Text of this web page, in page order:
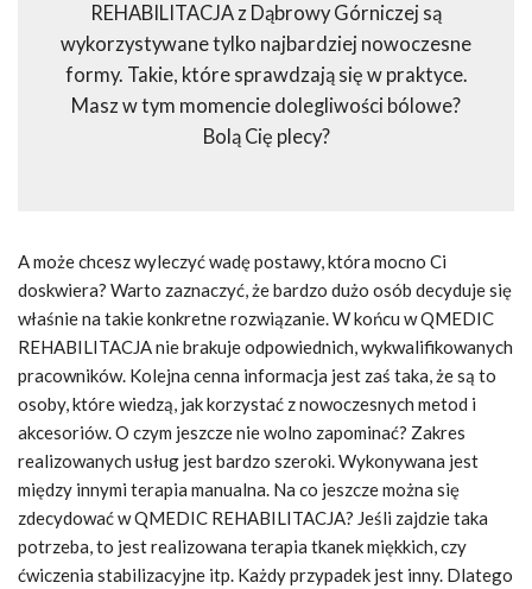
REHABILITACJA z Dąbrowy Górniczej są
wykorzystywane tylko najbardziej nowoczesne
formy. Takie, które sprawdzają się w praktyce.
Masz w tym momencie dolegliwości bólowe?
Bolą Cię plecy?
A może chcesz wyleczyć wadę postawy, która mocno Ci
doskwiera? Warto zaznaczyć, że bardzo dużo osób decyduje się
właśnie na takie konkretne rozwiązanie. W końcu w QMEDIC
REHABILITACJA nie brakuje odpowiednich, wykwalifikowanych
pracowników. Kolejna cenna informacja jest zaś taka, że są to
osoby, które wiedzą, jak korzystać z nowoczesnych metod i
akcesoriów. O czym jeszcze nie wolno zapominać? Zakres
realizowanych usług jest bardzo szeroki. Wykonywana jest
między innymi terapia manualna. Na co jeszcze można się
zdecydować w QMEDIC REHABILITACJA? Jeśli zajdzie taka
potrzeba, to jest realizowana terapia tkanek miękkich, czy
ćwiczenia stabilizacyjne itp. Każdy przypadek jest inny. Dlatego